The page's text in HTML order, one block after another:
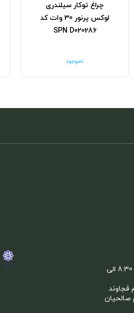
چراغ توکار سیلندری
لوکس پرنور 30 وات کد
SPN D020286
ناموجود
شنبه تا پنجشنبه از 8:30 الی